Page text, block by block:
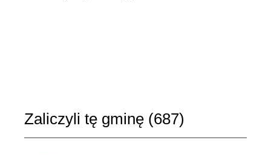
Zaliczyli tę gminę (687)